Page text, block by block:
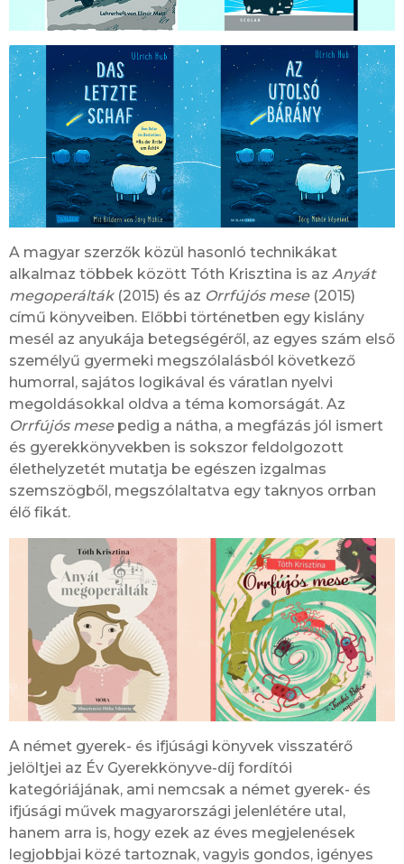
A magyar szerzők közül hasonló technikákat
alkalmaz többek között Tóth Krisztina is az Anyát
megoperálták(2015) és az Orrfújós mese(2015)
című könyveiben. Előbbi történetben egy kislány
mesél az anyukája betegségéről, az egyes szám első
személyű gyermeki megszólalásból következő
humorral, sajátos logikával és váratlan nyelvi
megoldásokkal oldva a téma komorságát. Az
Orrfújós mesepedig a nátha, a megfázás jól ismert
és gyerekkönyvekben is sokszor feldolgozott
élethelyzetét mutatja be egészen izgalmas
szemszögből, megszólaltatva egy taknyos orrban
élő fikát.
A német gyerek- és ifjúsági könyvek visszatérő
jelöltjei az Év Gyerekkönyve-díj fordítói
kategóriájának, ami nemcsak a német gyerek- és
ifjúsági művek magyarországi jelenlétére utal,
hanem arra is, hogy ezek az éves megjelenések
legjobbjai közé tartoznak, vagyis gondos, igényes